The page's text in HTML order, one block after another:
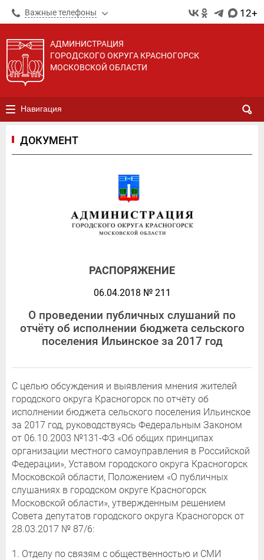
Важные телефоны 12+
АДМИНИСТРАЦИЯ
ГОРОДСКОГО ОКРУГА КРАСНОГОРСК
МОСКОВСКОЙ ОБЛАСТИ
Навигация
ДОКУМЕНТ
РАСПОРЯЖЕНИЕ
06.04.2018 № 211
О проведении публичных слушаний по
отчёту об исполнении бюджета сельского
поселения Ильинское за 2017 год
С целью обсуждения и выявления мнения жителей
городского округа Красногорск по отчёту об
исполнении бюджета сельского поселения Ильинское
за 2017 год, руководствуясь Федеральным Законом
от 06.10.2003 №131-ФЗ «Об общих принципах
организации местного самоуправления в Российской
Федерации», Уставом городского округа Красногорск
Московской области, Положением «О публичных
слушаниях в городском округе Красногорск
Московской области», утвержденным решением
Совета депутатов городского округа Красногорск от
28.03.2017 № 87/6:
1. Отделу по связям с общественностью и СМИ